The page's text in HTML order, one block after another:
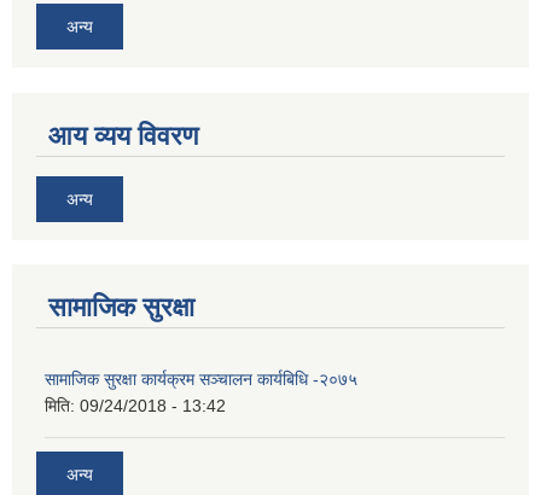
अन्य
आय व्यय विवरण
अन्य
सामाजिक सुरक्षा
सामाजिक सुरक्षा कार्यक्रम सञ्चालन कार्यबिधि -२०७५
मिति: 09/24/2018 - 13:42
अन्य